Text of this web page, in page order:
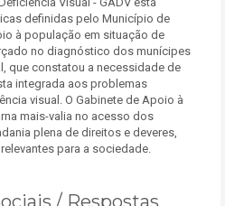
definidas pelo Município de
à população em situação de
no diagnóstico dos munícipes
que constatou a necessidade de
integrada aos problemas
visual. O Gabinete de Apoio à
mais-valia no acesso dos
plena de direitos e deveres,
para a sociedade.
/ Respostas